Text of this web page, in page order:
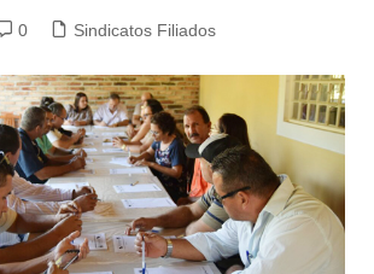
0 Sindicatos Filiados